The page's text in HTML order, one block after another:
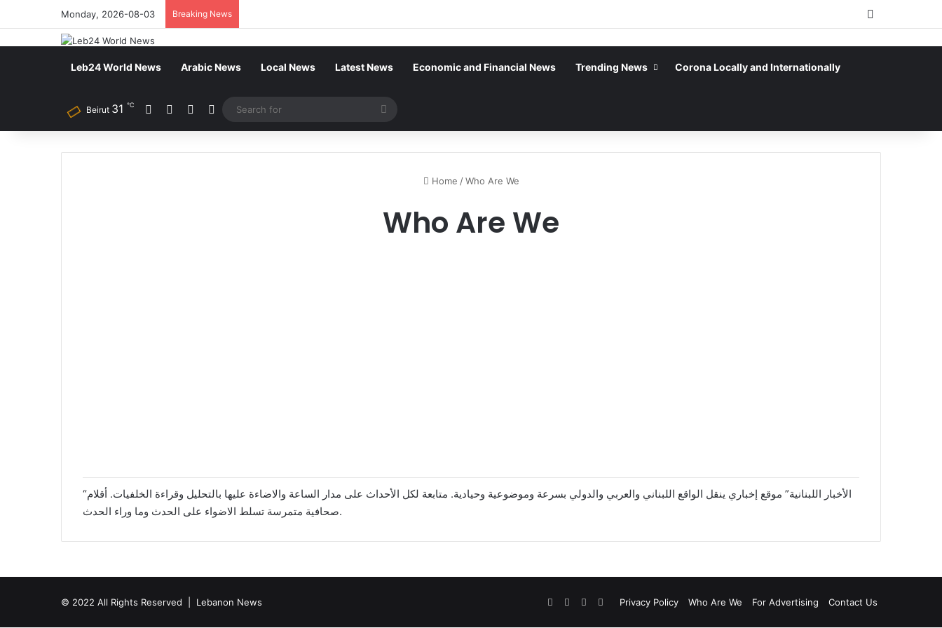
Monday, 2026-08-03 Breaking News
Leb24 World News Arabic News Local News Latest News Economic and Financial News Trending News Corona Locally and Internationally
Beirut 31 ℃ Facebook YouTubeInstagram
Search
for
Home / Who Are We
Who Are We
“الأخبار اللبنانية” موقع إخباري ينقل الواقع اللبناني والعربي والدولي بسرعة وموضوعية وحيادية. متابعة لكل الأحداث على مدار الساعة والاضاءة عليها بالتحليل وقراءة الخلفيات. أقلام
صحافية متمرسة تسلط الاضواء على الحدث وما وراء الحدث.
© 2022 All Rights Reserved | Lebanon News Privacy Policy Who Are We For Advertising Contact Us
FacebookYouTubeInstagram